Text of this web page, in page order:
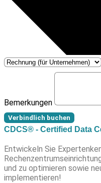
Bemerkungen
Verbindlich buchen
CDCS® - Certified Data
Entwickeln Sie
und zu optimieren sowie
implementieren!